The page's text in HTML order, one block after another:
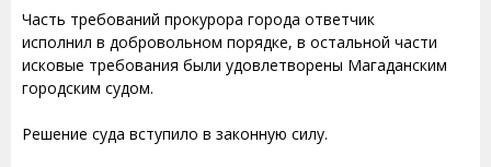
Часть требований прокурора города ответчик
исполнил в добровольном порядке, в остальной части
исковые требования были удовлетворены Магаданским
городским судом.
Решение суда вступило в законную силу.